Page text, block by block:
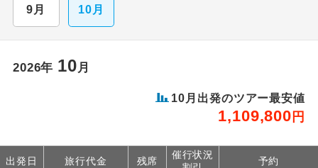
9月 10月
2026年 10 月
10月出発のツアー最安値
1,109,800 円
出発日 旅行代金 残席
催行状況
予約